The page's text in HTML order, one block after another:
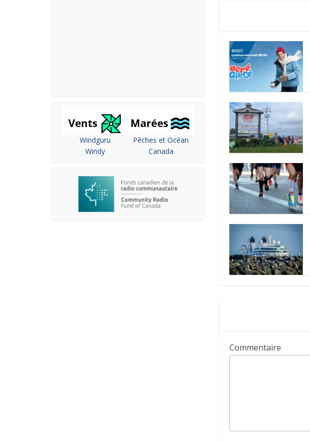
Windguru
Windy
Pêches et Océan
Canada
Commentaire